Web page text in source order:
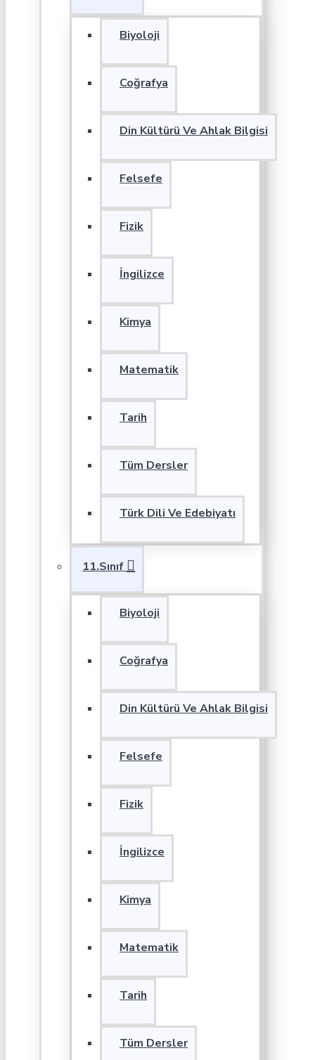
Biyoloji
Coğrafya
Din Kültürü Ve Ahlak Bilgisi
Felsefe
Fizik
İngilizce
Kimya
Matematik
Tarih
Tüm Dersler
Türk Dili Ve Edebiyatı
11.Sınıf
Biyoloji
Coğrafya
Din Kültürü Ve Ahlak Bilgisi
Felsefe
Fizik
İngilizce
Kimya
Matematik
Tarih
Tüm Dersler